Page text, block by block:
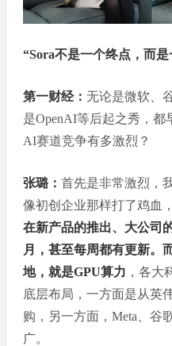
“Sora不是一个终点，而
第一财经： 无论是微软、
是OpenAI等后起之秀，
AI赛道竞争有多激烈？
张璐： 首先是非常激烈，
像初创企业那样打了鸡血
在新产品的推出、大公司
月，甚至每周都有更新。
地，就是GPU算力 ，各大
底层布局，一方面是从英
购，另一方面，Meta、谷
广。